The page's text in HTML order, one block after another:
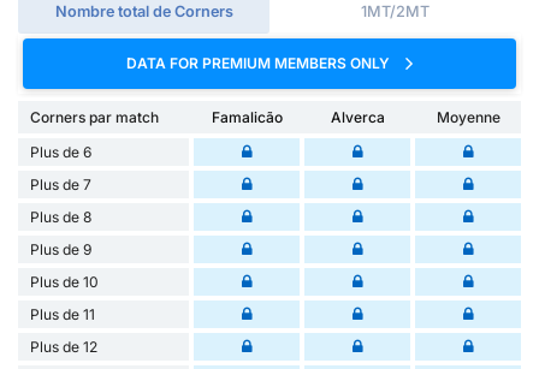
Nombre total de Corners 1MT/2MT
DATA FOR PREMIUM MEMBERS ONLY
Corners par match Famalicão Alverca
Moyenne
Plus de 6
Plus de 7
Plus de 8
Plus de 9
Plus de 10
Plus de 11
Plus de 12